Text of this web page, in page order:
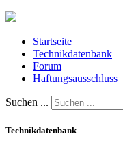
Startseite
Technikdatenbank
Forum
Haftungsausschluss
Suchen ...
Technikdatenbank